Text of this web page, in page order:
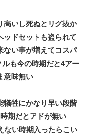
高いし死ぬとリグ抜か
ッドセットも盗られて
ない事が増えてコスパ
ルも今の時期だと4アー
意味無い
犠牲にかなり早い段階
期だとアドが無い
ない時期入ったらこい